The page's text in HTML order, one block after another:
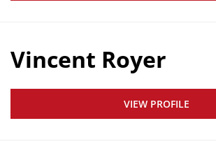
Vincent Royer
VIEW PROFILE